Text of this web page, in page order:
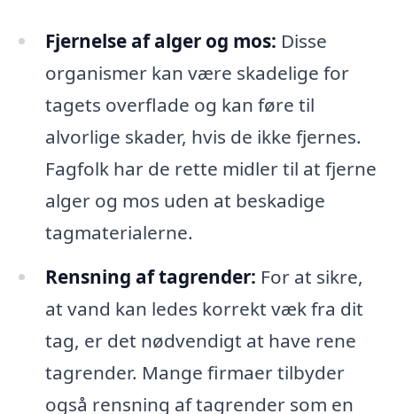
Fjernelse af alger og mos: Disse
organismer kan være skadelige for
tagets overflade og kan føre til
alvorlige skader, hvis de ikke fjernes.
Fagfolk har de rette midler til at fjerne
alger og mos uden at beskadige
tagmaterialerne.
Rensning af tagrender: For at sikre,
at vand kan ledes korrekt væk fra dit
tag, er det nødvendigt at have rene
tagrender. Mange firmaer tilbyder
også rensning af tagrender som en